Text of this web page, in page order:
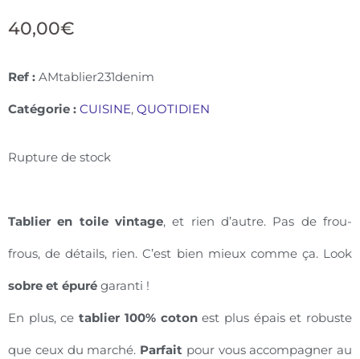
40,00€
Ref : AMtablier231denim
Catégorie : CUISINE, QUOTIDIEN
Rupture de stock
Tablier en toile vintage, et rien d’autre. Pas de frou-
frous, de détails, rien. C’est bien mieux comme ça. Look
sobre et épuré garanti !
En plus, cetablier 100% cotonest plus épais et robuste
que ceux du marché. Parfait pour vous accompagner au